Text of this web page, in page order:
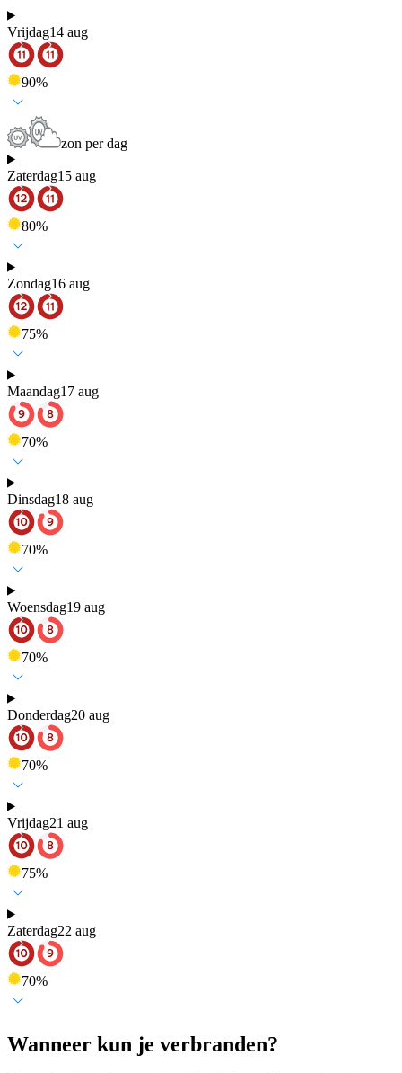
Vrijdag14 aug
90%
zon per dag
Zaterdag15 aug
80%
Zondag16 aug
75%
Maandag17 aug
70%
Dinsdag18 aug
70%
Woensdag19 aug
70%
Donderdag20 aug
70%
Vrijdag21 aug
75%
Zaterdag22 aug
70%
Wanneer kun je verbranden?